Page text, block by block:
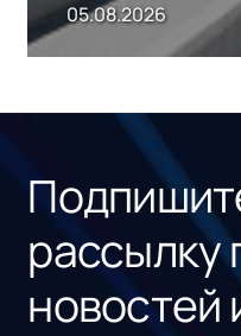
05.08.2026
рассылку
новостей